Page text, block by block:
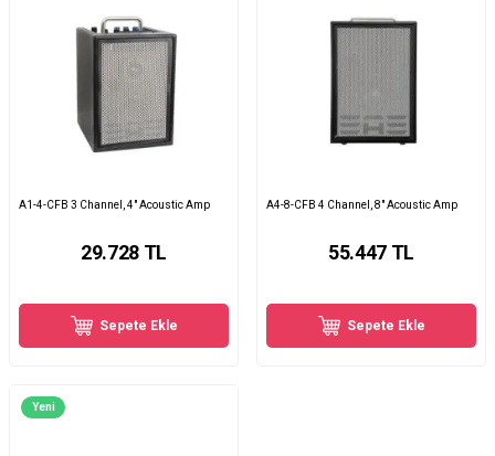
A1-4-CFB 3 Channel, 4" Acoustic Amp
29.728TL
Sepete Ekle
A4-8-CFB 4 Channel, 8" Acoustic Amp
55.447TL
Sepete Ekle
Yeni